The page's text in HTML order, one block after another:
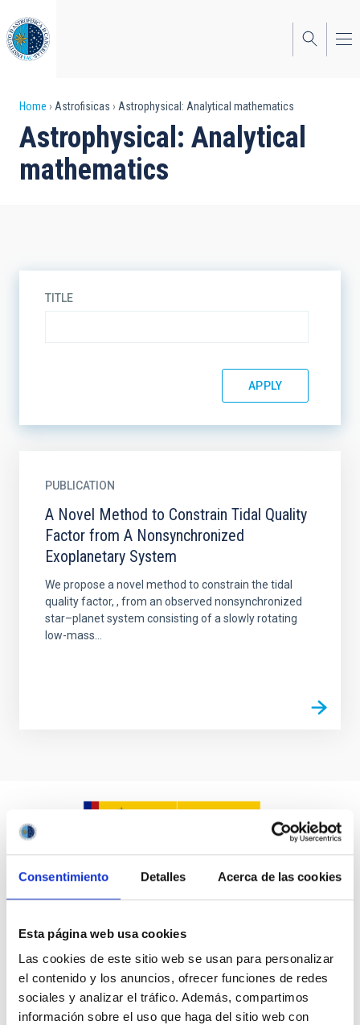
Consentimiento Detalles Acerca de las cookies
Esta página web usa cookies
Las cookies de este sitio web se usan para personalizar
el contenido y los anuncios, ofrecer funciones de redes
sociales y analizar el tráfico. Además, compartimos
información sobre el uso que haga del sitio web con
to
main
content
Breadcrumb
Home Astrofisicas Astrophysical: Analytical mathematics
Astrophysical: Analytical
mathematics
TITLE
PUBLICATION
A Novel Method to Constrain Tidal Quality
Factor from A Nonsynchronized
Exoplanetary System
We propose a novel method to constrain the tidal
quality factor, , from an observed nonsynchronized
star–planet system consisting of a slowly rotating
low-mass...